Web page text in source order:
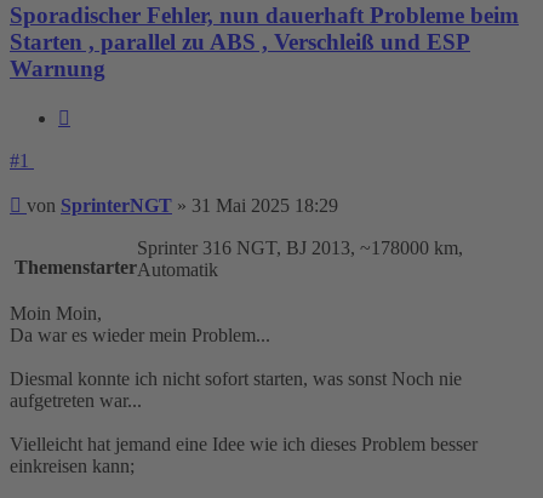
Sporadischer Fehler, nun dauerhaft Probleme beim
Starten , parallel zu ABS , Verschleiß und ESP
Warnung
#1
Beitrag
von SprinterNGT » 31 Mai 2025 18:29
Themenstarter
Sprinter 316 NGT, BJ 2013, ~178000 km,
Automatik
Moin Moin,
Da war es wieder mein Problem...
Diesmal konnte ich nicht sofort starten, was sonst Noch nie
aufgetreten war...
Vielleicht hat jemand eine Idee wie ich dieses Problem besser
einkreisen kann;